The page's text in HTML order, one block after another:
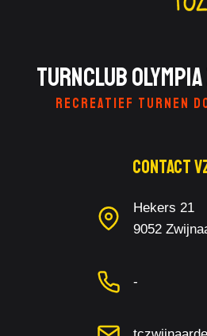
Turnclub
RECREATIEF TURNEN
Contact
Hekers 21
9052
-